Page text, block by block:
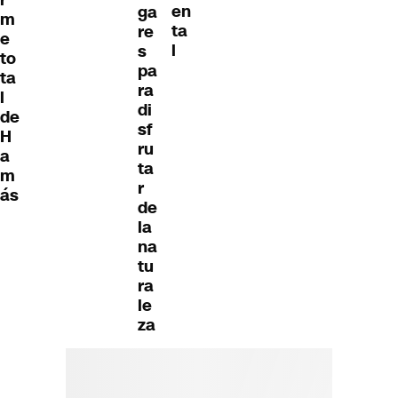
m
e
to
ta
l
de
H
a
m
ás
ga
re
s
pa
ra
di
sf
ru
ta
r
de
la
na
tu
ra
le
za
en
ta
l